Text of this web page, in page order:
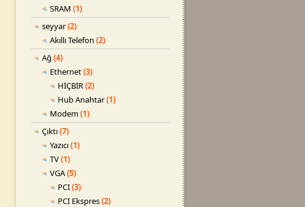
SRAM (1)
seyyar(2)
Akıllı Telefon (2)
Ağ (4)
Ethernet(3)
HİÇBİR(2)
Hub Anahtar(1)
Modem(1)
Çıktı(7)
Yazıcı(1)
TV(1)
VGA(5)
PCI(3)
PCI Ekspres(2)